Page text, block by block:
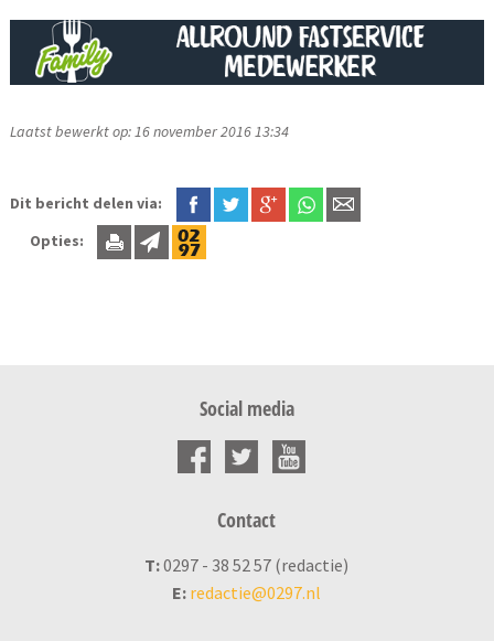
Laatst bewerkt op: 16 november 2016 13:34
Dit bericht delen via:
Opties:
Social media
Contact
T:0297 - 38 52 57 (redactie)
E: redactie@0297.nl